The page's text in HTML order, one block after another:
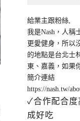
給業主跟粉絲,
我是Nash，人稱
更愛健身，所以
的地點是台北士
東、嘉義，如果
簡介連結
https://nash.tw/
✓合作配合度
成好吃